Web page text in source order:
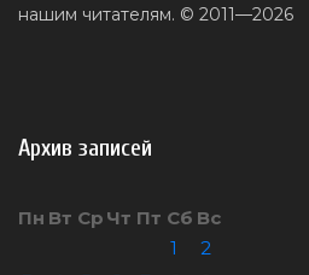
нашим читателям. © 2011—2026
Архив записей
Пн Вт Ср Чт Пт Сб Вс
1
2